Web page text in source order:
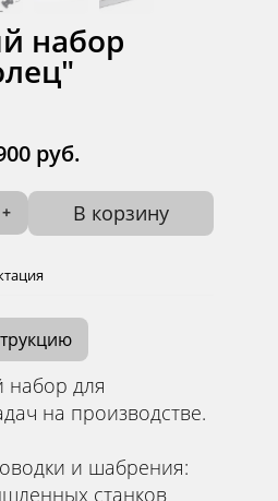
набор
руб.
В корзину
+
набор для
на производстве.
и шабрения:
станков